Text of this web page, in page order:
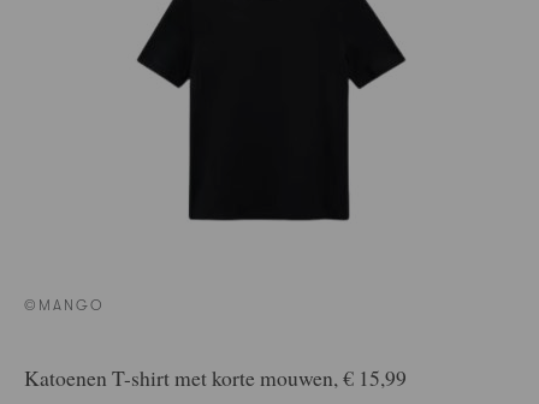
©MANGO
Katoenen T-shirt met korte mouwen, € 15,99